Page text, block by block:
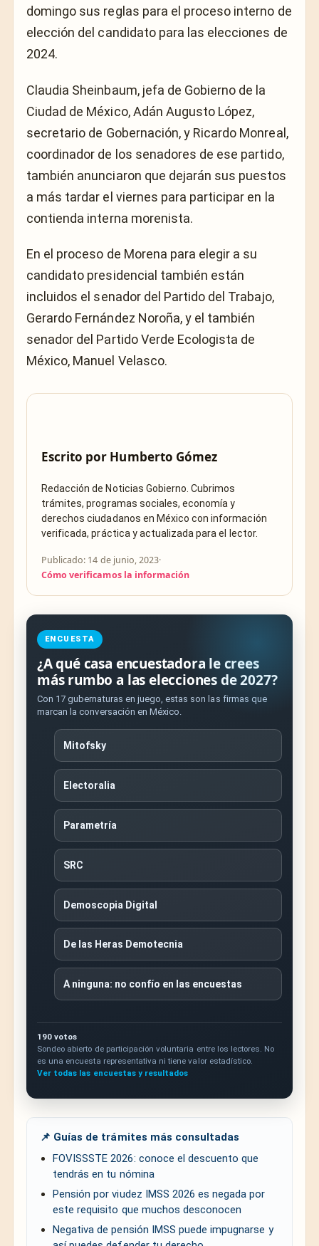
domingo sus reglas para el proceso interno de
elección del candidato para las elecciones de
2024.
Claudia Sheinbaum, jefa de Gobierno de la
Ciudad de México, Adán Augusto López,
secretario de Gobernación, y Ricardo Monreal,
coordinador de los senadores de ese partido,
también anunciaron que dejarán sus puestos
a más tardar el viernes para participar en la
contienda interna morenista.
En el proceso de Morena para elegir a su
candidato presidencial también están
incluidos el senador del Partido del Trabajo,
Gerardo Fernández Noroña, y el también
senador del Partido Verde Ecologista de
México, Manuel Velasco.
Escrito por Humberto Gómez
Redacción de Noticias Gobierno. Cubrimos
trámites, programas sociales, economía y
derechos ciudadanos en México con información
verificada, práctica y actualizada para el lector.
Publicado: 14 de junio, 2023·
Cómo verificamos la información
ENCUESTA
¿A qué casa encuestadora le crees
más rumbo a las elecciones de 2027?
Con 17 gubernaturas en juego, estas son las firmas que
marcan la conversación en México.
Mitofsky
Electoralia
Parametría
SRC
Demoscopia Digital
De las Heras Demotecnia
A ninguna: no confío en las encuestas
190 votos
Sondeo abierto de participación voluntaria entre los lectores. No
es una encuesta representativa ni tiene valor estadístico.
Ver todas las encuestas y resultados
📌 Guías de trámites más consultadas
FOVISSSTE 2026: conoce el descuento que
tendrás en tu nómina
Pensión por viudez IMSS 2026 es negada por
este requisito que muchos desconocen
Negativa de pensión IMSS puede impugnarse y